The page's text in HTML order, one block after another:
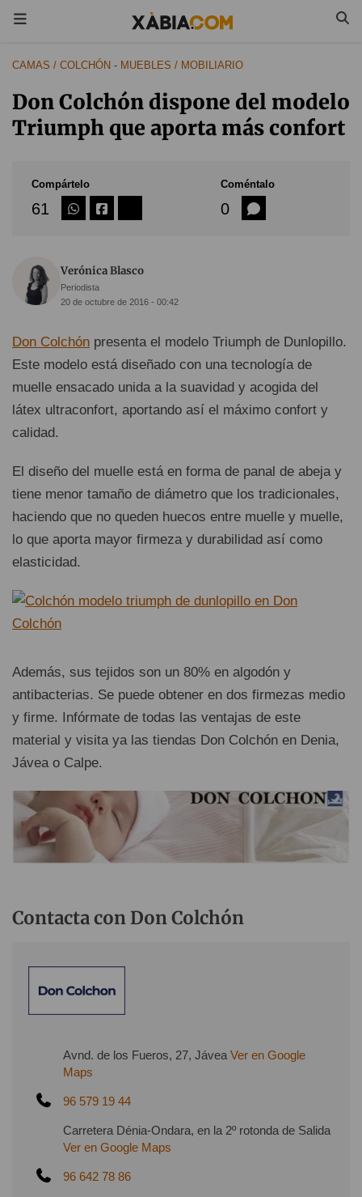
CAMAS / COLCHÓN - MUEBLES / MOBILIARIO
Don Colchón dispone del modelo
Triumph que aporta más confort
Compártelo
61
Coméntalo
0
Verónica Blasco
Periodista
20 de octubre de 2016 - 00:42
Don Colchón presenta el modelo Triumph de Dunlopillo.
Este modelo está diseñado con una tecnología de
muelle ensacado unida a la suavidad y acogida del
látex ultraconfort, aportando así el máximo confort y
calidad.
El diseño del muelle está en forma de panal de abeja y
tiene menor tamaño de diámetro que los tradicionales,
haciendo que no queden huecos entre muelle y muelle,
lo que aporta mayor firmeza y durabilidad así como
elasticidad.
Además, sus tejidos son un 80% en algodón y
antibacterias. Se puede obtener en dos firmezas medio
y firme. Infórmate de todas las ventajas de este
material y visita ya las tiendas Don Colchón en Denia,
Jávea o Calpe.
Contacta con Don Colchón
Avnd. de los Fueros, 27, Jávea Ver en Google
Maps
96 579 19 44
Carretera Dénia-Ondara, en la 2º rotonda de Salida
Ver en Google Maps
96 642 78 86